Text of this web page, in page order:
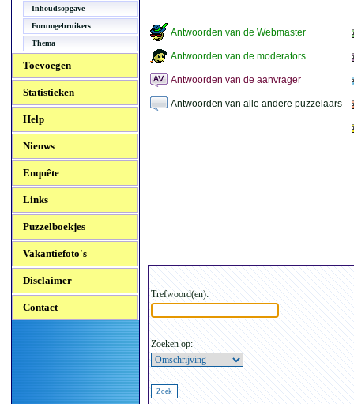
Inhoudsopgave
Forumgebruikers
Thema
Toevoegen
Statistieken
Help
Nieuws
Enquête
Links
Puzzelboekjes
Vakantiefoto's
Disclaimer
Contact
Antwoorden van de Webmaster
Antwoorden van de moderators
Antwoorden van de aanvrager
Antwoorden van alle andere puzzelaars
Trefwoord(en):
Zoeken op: